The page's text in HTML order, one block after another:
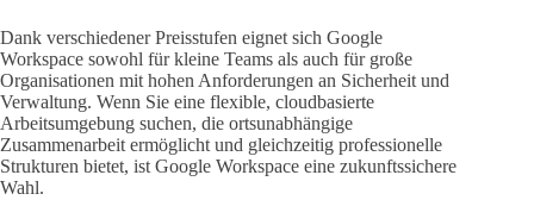
Dank verschiedener Preisstufen eignet sich Google
Workspace sowohl für kleine Teams als auch für große
Organisationen mit hohen Anforderungen an Sicherheit und
Verwaltung. Wenn Sie eine flexible, cloudbasierte
Arbeitsumgebung suchen, die ortsunabhängige
Zusammenarbeit ermöglicht und gleichzeitig professionelle
Strukturen bietet, ist Google Workspace eine zukunftssichere
Wahl.